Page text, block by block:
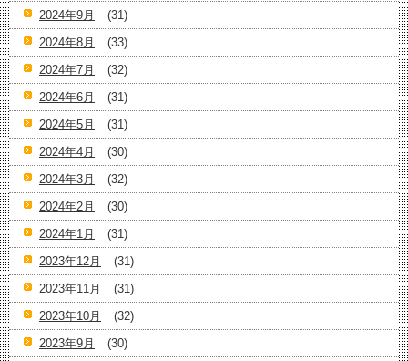
2024年9月
(31)
2024年8月
(33)
2024年7月
(32)
2024年6月
(31)
2024年5月
(31)
2024年4月
(30)
2024年3月
(32)
2024年2月
(30)
2024年1月
(31)
2023年12月
(31)
2023年11月
(31)
2023年10月
(32)
2023年9月
(30)